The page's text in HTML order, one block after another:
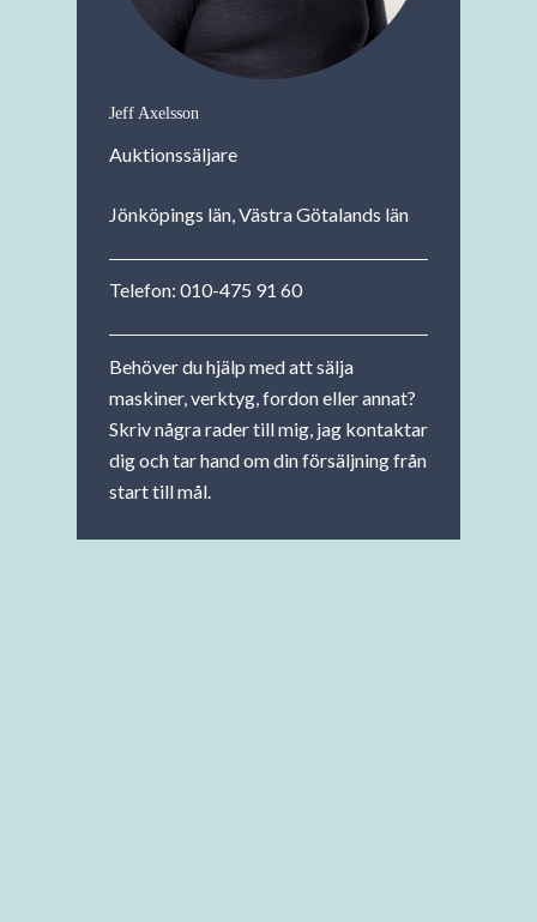
Jeff Axelsson
Auktionssäljare
Jönköpings län, Västra Götalands län
Telefon: 010-475 91 60
Behöver du hjälp med att sälja
maskiner, verktyg, fordon eller annat?
Skriv några rader till mig, jag kontaktar
dig och tar hand om din försäljning från
start till mål.